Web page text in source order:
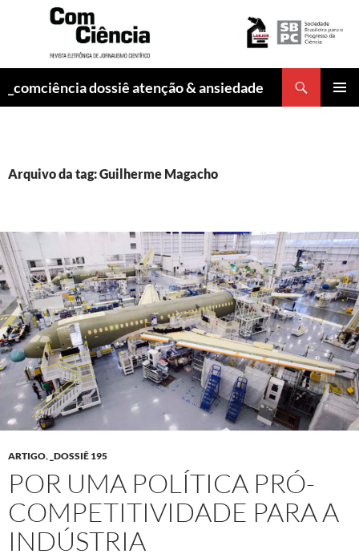
_comciência dossiê atenção & ansiedade
Arquivo da tag: Guilherme Magacho
ARTIGO, _DOSSIÊ 195
POR UMA POLÍTICA PRÓ-
COMPETITIVIDADE PARA A
INDÚSTRIA